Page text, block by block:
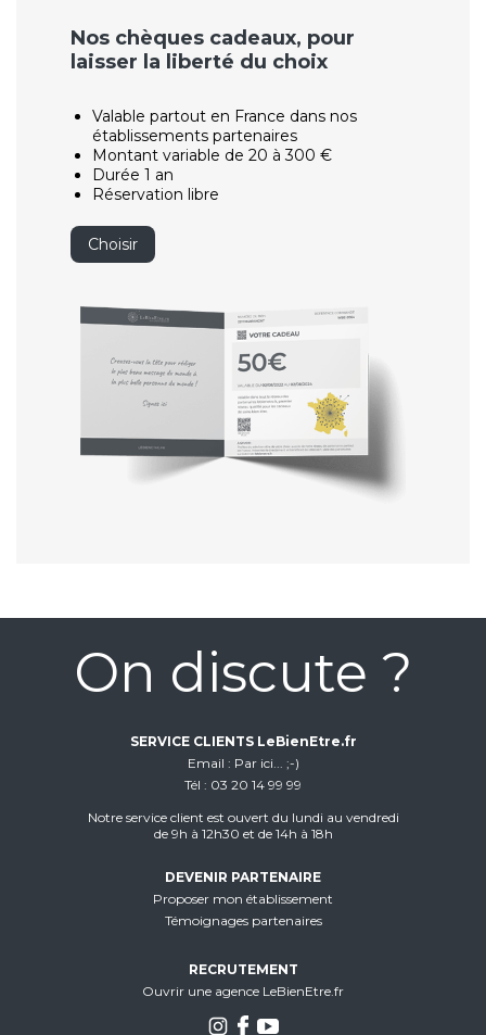
Nos chèques cadeaux, pour
laisser la liberté du choix
Valable partout en France dans nos
établissements partenaires
Montant variable de 20 à 300 €
Durée 1 an
Réservation libre
Choisir
On discute ?
SERVICE CLIENTS LeBienEtre.fr
Email
Par ici... ;-)
Tél
03 20 14 99 99
Notre service client est ouvert du lundi au vendredi
de 9h à 12h30 et de 14h à 18h
DEVENIR PARTENAIRE
Proposer mon établissement
Témoignages partenaires
RECRUTEMENT
Ouvrir une agence LeBienEtre.fr